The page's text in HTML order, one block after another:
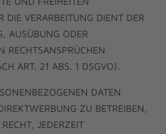
DIE VERARBEITUNG DIENT DER
AUSÜBUNG ODER
RECHTSANSPRÜCHEN
ART. 21 ABS. 1 DSGVO).
DATEN
ZU BETREIBEN,
JEDERZEIT